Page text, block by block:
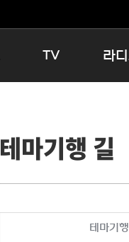
TV
인생내컷
테마기행 길
시청자 FLEX
라
16:00
우리 고
테마기행 길
테마기